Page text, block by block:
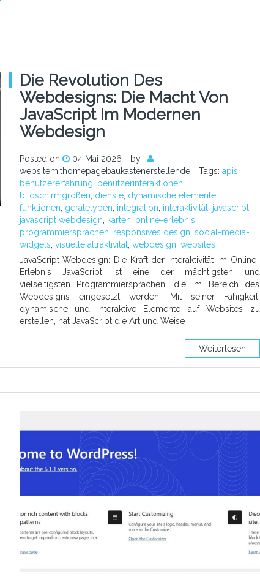
Die Revolution Des
Webdesigns: Die Macht Von
JavaScript Im Modernen
Webdesign
Posted on 04 Mai 2026
by :
websitemithomepagebaukastenerstellende
Tags: apis
benutzererfahrung
benutzerinteraktionen
bildschirmgrößen dienste, dynamische elemente,
funktionen gerätetypen integration interaktivität, javascript,
javascript webdesign
karten online-erlebnis
programmiersprachen responsives design social-media-
widgets visuelle attraktivität, webdesign websites
JavaScript Webdesign: Die Kraft der Interaktivität im Online-
Erlebnis JavaScript ist eine der mächtigsten und
vielseitigsten Programmiersprachen, die im Bereich des
Webdesigns eingesetzt werden. Mit seiner Fähigkeit,
dynamische und interaktive Elemente auf Websites zu
erstellen, hat JavaScript die Art und Weise
Weiterlesen